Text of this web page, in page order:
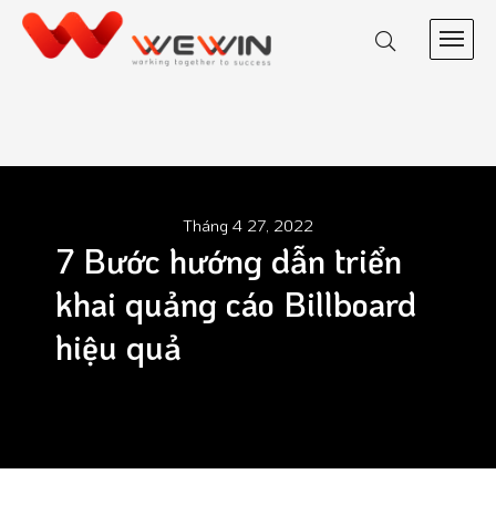
Tháng 4 27, 2022
7 Bước hướng dẫn triển
khai quảng cáo Billboard
hiệu quả